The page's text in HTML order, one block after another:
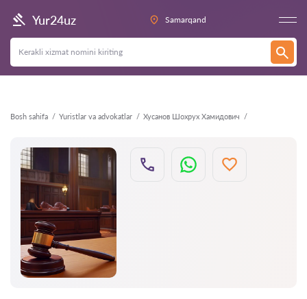
Yur24uz Samarqand
Bosh sahifa Yuristlar va advokatlar Хусанов Шохрух Хамидович
Orqaga